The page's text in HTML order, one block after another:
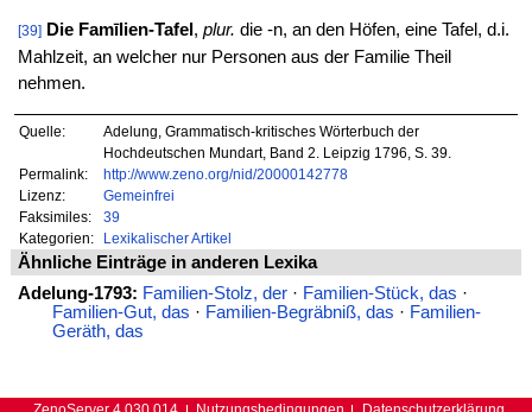
[39] Die Famīlien-Tafel , plur. die -n, an den Höfen, eine Tafel, d.i.
Mahlzeit, an welcher nur Personen aus der Familie Theil
nehmen.
Quelle:
Adelung, Grammatisch-kritisches Wörterbuch der
Hochdeutschen Mundart, Band 2. Leipzig 1796, S. 39.
Permalink:
http://www.zeno.org/nid/20000142778
Lizenz:
Gemeinfrei
Faksimiles:
39
Kategorien:
Lexikalischer Artikel
Ähnliche Einträge in anderen Lexika
Adelung-1793: Familien-Stolz, der· Familien-Stück, das ·
Familien-Gut, das · Familien-Begräbniß, das · Familien-
Geräth, das